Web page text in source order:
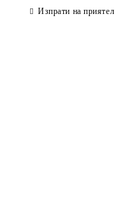
Изпрати на приятел